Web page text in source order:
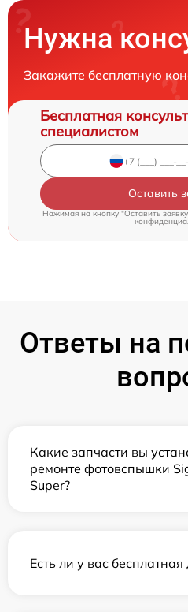
Нужна
Закажите бесплатную
Бесплатная
специалистом
Оставить
Нажимая на кнопку "Оставить
Ответы на
Какие запчасти вы
ремонте фотовспышки
Super?
Есть ли у вас